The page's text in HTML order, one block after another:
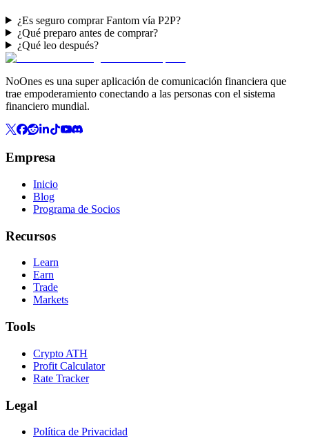
¿Es seguro comprar Fantom vía P2P?
¿Qué preparo antes de comprar?
¿Qué leo después?
NoOnes es una super aplicación de comunicación financiera que
trae empoderamiento conectando a las personas con el sistema
financiero mundial.
Empresa
Inicio
Blog
Programa de Socios
Recursos
Learn
Earn
Trade
Markets
Tools
Crypto ATH
Profit Calculator
Rate Tracker
Legal
Política de Privacidad